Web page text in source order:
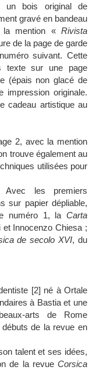
un bois original de
gravé en bandeau
mention «Rivista
de la page de garde
suivant. Cette
texte sur une page
(épais non glacé de
impression originale.
cadeau artistique au
2, avec la mention
trouve également au
utilisées pour
Avec les premiers
sur papier dépliable,
numéro 1, la Carta
Innocenzo Chiesa ;
de secolo XVI, du
[2] né à Ortale
à Bastia et une
arts de Rome
de la revue en
talent et ses idées,
de la revue Corsica